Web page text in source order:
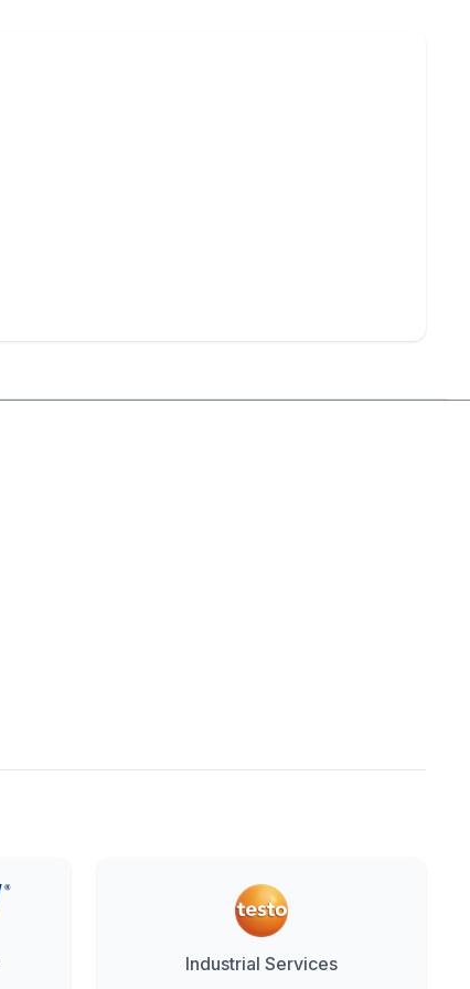
Industrial Services